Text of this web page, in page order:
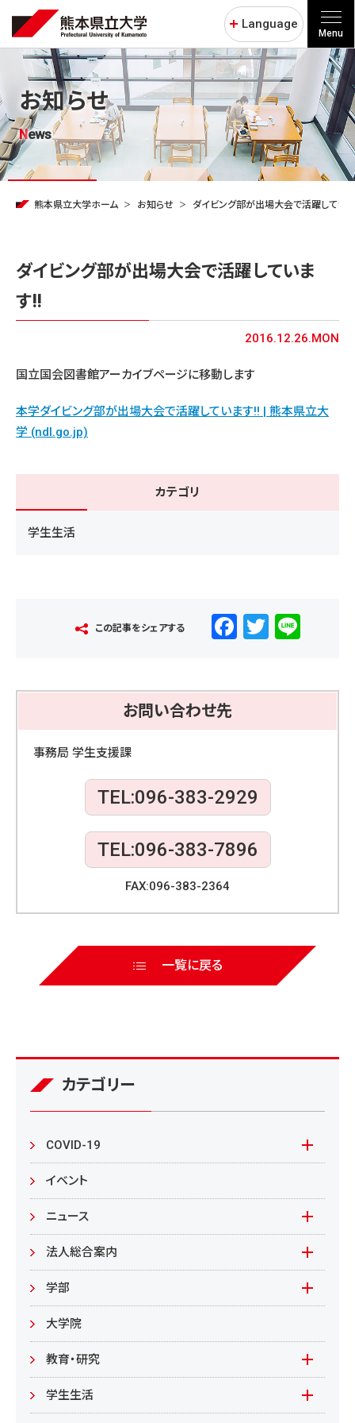
Language
Menu
お知らせ
News
熊本県立大学ホーム お知らせ ダイビング部が出場大会で活躍してい
ダイビング部が出場大会で活躍していま
す!!
2016.12.26.MON
国立国会図書館アーカイブページに移動します
本学ダイビング部が出場大会で活躍しています!! | 熊本県立大
学 (ndl.go.jp)
カテゴリ
学生生活
この記事をシェアする
F
e
b
o
k
T
er
お問い合わせ先
事務局 学生支援課
TEL:096-383-2929
TEL:096-383-7896
FAX:096-383-2364
一覧に戻る
カテゴリー
COVID-19
本学の対応
在学生の皆様へ
来学される皆様へ
イベント
ニュース
報道資料
基本情報
法人総合案内
入札情報
教職員募集
教職員募集（教員）
学部
文学部
日文
英米
大学院
教育・研究
教育学生生活